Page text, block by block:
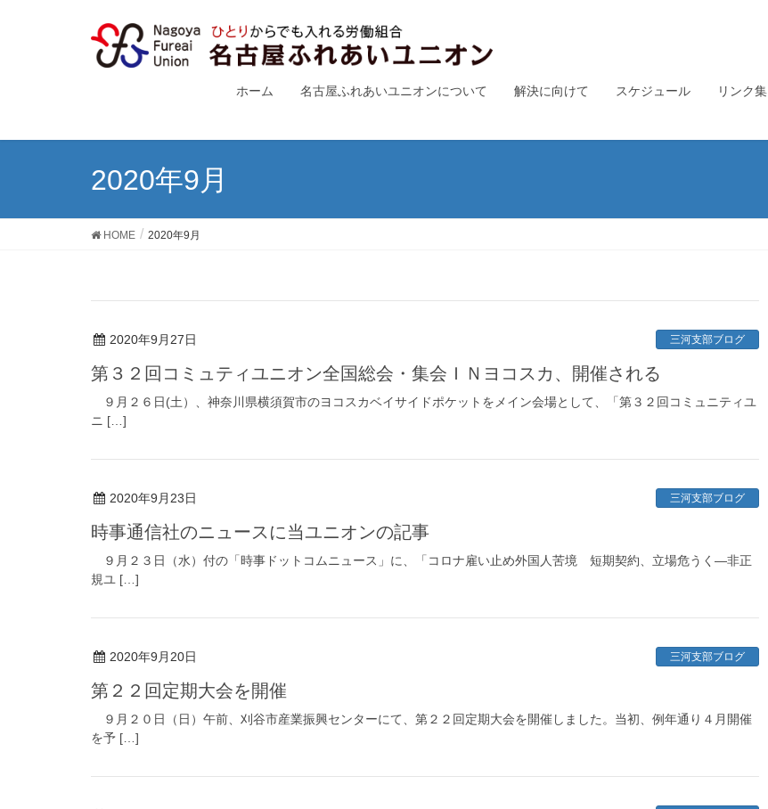
ホーム 名古屋ふれあいユニオンについて 解決に向けて スケジュール リンク集
2020年9月
HOME 2020年9月
2020年9月27日 三河支部ブログ
第３２回コミュティユニオン全国総会・集会ＩＮヨコスカ、開催される
９月２６日(土）、神奈川県横須賀市のヨコスカベイサイドポケットをメイン会場として、「第３２回コミュニティユ
ニ […]
2020年9月23日 三河支部ブログ
時事通信社のニュースに当ユニオンの記事
９月２３日（水）付の「時事ドットコムニュース」に、「コロナ雇い止め外国人苦境 短期契約、立場危うく―非正
規ユ […]
2020年9月20日 三河支部ブログ
第２２回定期大会を開催
９月２０日（日）午前、刈谷市産業振興センターにて、第２２回定期大会を開催しました。当初、例年通り４月開催
を予 […]